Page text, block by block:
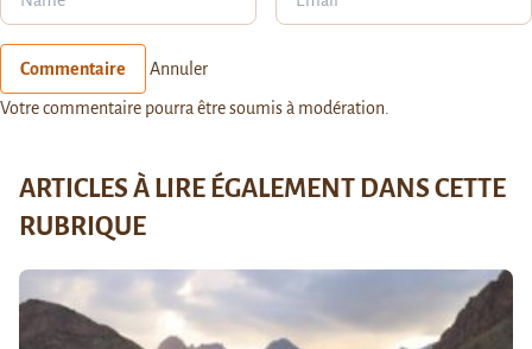
Commentaire Annuler
Votre commentaire pourra être soumis à modération.
ARTICLES À LIRE ÉGALEMENT DANS CETTE
RUBRIQUE